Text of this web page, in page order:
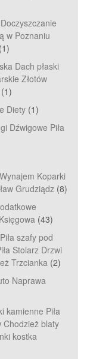
w Poznaniu
(1)
Dach płaski
Złotów
(1)
Diety (1)
Dźwigowe Piła
Koparki
Grudziądz (8)
(43)
szafy pod
Stolarz Drzwi
Trzcianka (2)
Naprawa
kamienne Piła
Chodzież blaty
kostka